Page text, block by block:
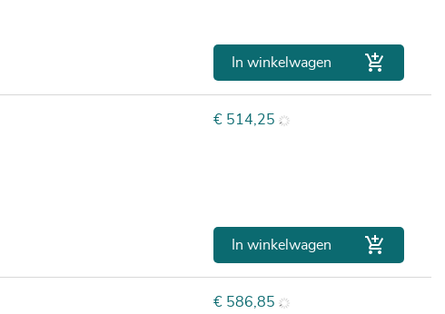
In winkelwagen 
Prijs
€ 514,25
In winkelwagen 
Prijs
€ 586,85